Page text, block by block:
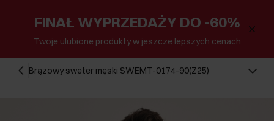
FINAŁ WYPRZEDAŻY DO -60%
Twoje ulubione produkty w jeszcze lepszych cenach
Brązowy sweter męski SWEMT-0174-90(Z25)